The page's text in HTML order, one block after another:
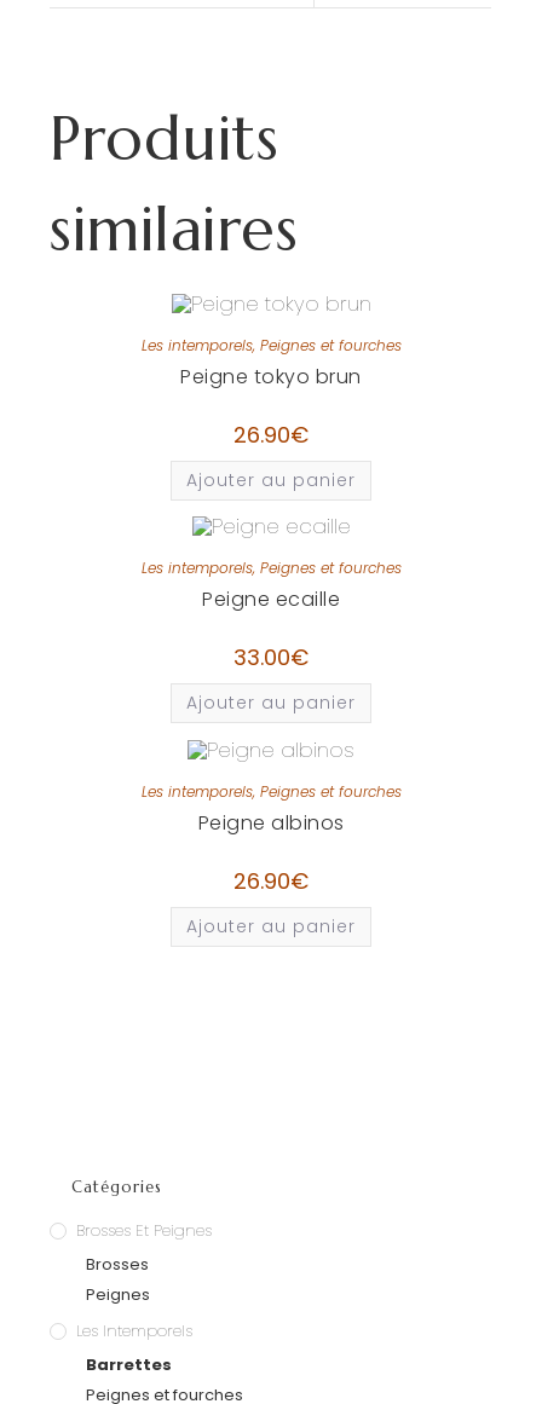
Produits
similaires
Les intemporels, Peignes et fourches
Peigne tokyo brun
26.90€
Ajouter au panier
Les intemporels, Peignes et fourches
Peigne ecaille
33.00€
Ajouter au panier
Les intemporels, Peignes et fourches
Peigne albinos
26.90€
Ajouter au panier
Catégories
Brosses Et Peignes
Brosses
Peignes
Les Intemporels
Barrettes
Peignes et fourches